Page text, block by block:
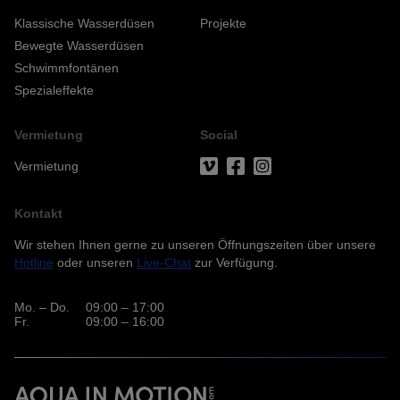
Klassische Wasserdüsen
Bewegte Wasserdüsen
Schwimmfontänen
Spezialeffekte
Projekte
Vermietung
Vermietung
Social
Kontakt
Wir stehen Ihnen gerne zu unseren Öffnungszeiten über unsere
Hotline oder unseren Live-Chat zur Verfügung.
Mo. – Do.
09:00 – 17:00
Fr.
09:00 – 16:00
Anbindung eines Drittanbieters zur interaktiven
Kundenkommunikation
Name
Anbieter
Cookie Name
Cookie Laufzeit
Zweck
k.A.
Cookie Name
__tawkuuid,tawkUUID,TawkConnectionTime
Schriftarten.
fonts.html)